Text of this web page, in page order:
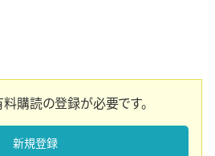
購読の登録が必要です。
新規登録